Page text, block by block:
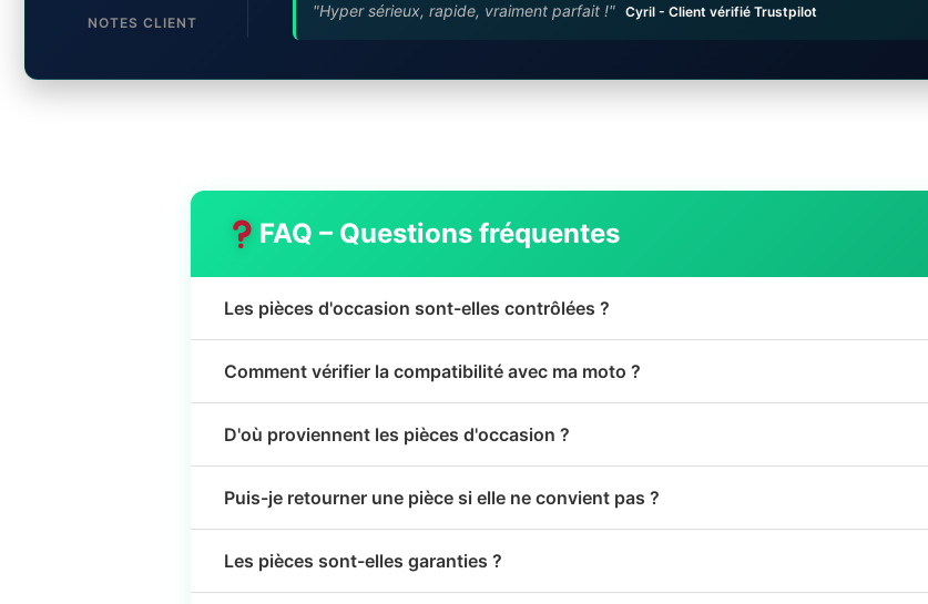
NOTES CLIENT
"Hyper sérieux, rapide, vraiment parfait !" Cyril - Client vérifié Trustpilot
FAQ – Questions fréquentes
Les pièces d'occasion sont-elles contrôlées ?
Comment vérifier la compatibilité avec ma moto ?
D'où proviennent les pièces d'occasion ?
Puis-je retourner une pièce si elle ne convient pas ?
Les pièces sont-elles garanties ?